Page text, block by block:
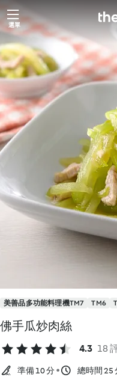
跳
至
主
要
內
容
選單
美善品多功能料理機TM7 TM6
佛手瓜炒肉絲
4.3 18
準備 10 分 總時間 25